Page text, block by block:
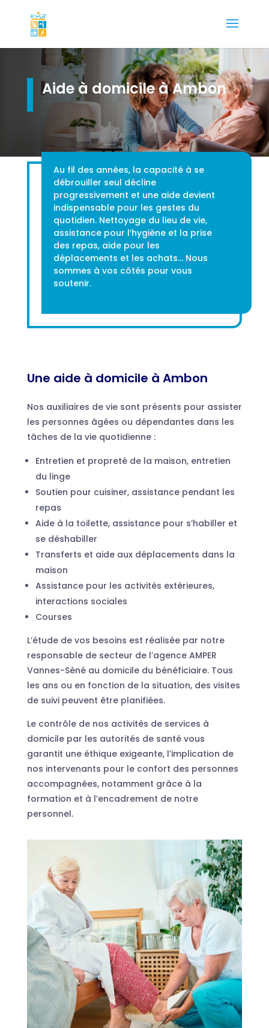
Aide à domicile à Ambon
Au fil des années, la capacité à se
débrouiller seul décline
progressivement et une aide devient
indispensable pour les gestes du
quotidien. Nettoyage du lieu de vie,
assistance pour l’hygiène et la prise
des repas, aide pour les
déplacements et les achats… Nous
sommes à vos côtés pour vous
soutenir.
Une aide à domicile à Ambon
Nos auxiliaires de vie sont présents pour assister
les personnes âgées ou dépendantes dans les
tâches de la vie quotidienne :
Entretien et propreté de la maison, entretien
du linge
Soutien pour cuisiner, assistance pendant les
repas
Aide à la toilette, assistance pour s’habiller et
se déshabiller
Transferts et aide aux déplacements dans la
maison
Assistance pour les activités extérieures,
interactions sociales
Courses
L’étude de vos besoins est réalisée par notre
responsable de secteur de l’agence AMPER
Vannes-Séné au domicile du bénéficiaire. Tous
les ans ou en fonction de la situation, des visites
de suivi peuvent être planifiées.
Le contrôle de nos activités de services à
domicile par les autorités de santé vous
garantit une éthique exigeante, l’implication de
nos intervenants pour le confort des personnes
accompagnées, notamment grâce à la
formation et à l’encadrement de notre
personnel.